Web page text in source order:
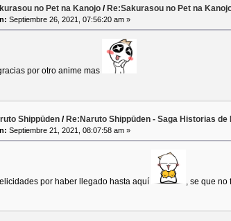
no Pet na Kanojo / Re:Sakurasou no Pet na
Septiembre 26, 2021, 07:56:20 am »
por otro anime mas
Shippūden /Re:Naruto Shippūden - Saga Historias de
Septiembre 21, 2021, 08:07:58 am »
por haber llegado hasta aquí , se que no